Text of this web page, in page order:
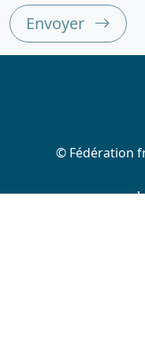
Envoyer
© Fédération